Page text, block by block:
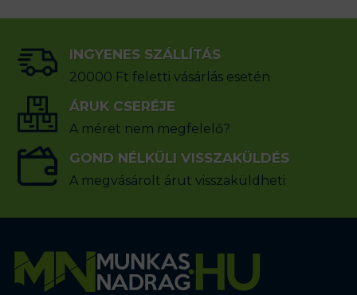
INGYENES SZÁLLÍTÁS
20000 Ft feletti vásárlás esetén
ÁRUK CSERÉJE
A méret nem megfelelő?
GOND NÉLKÜLI VISSZAKÜLDÉS
A megvásárolt árut visszaküldheti